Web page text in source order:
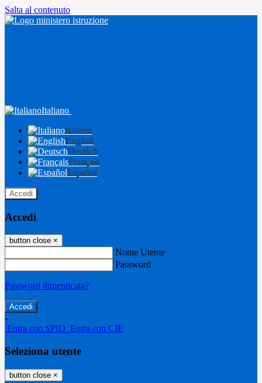
Salta al contenuto
Italiano
Italiano
English
Deutsch
Français
Español
Accedi
Accedi
button close ×
Nome Utente
Password
Password dimenticata?
-
Entra con SPID Entra con CIE
Seleziona utente
button close ×